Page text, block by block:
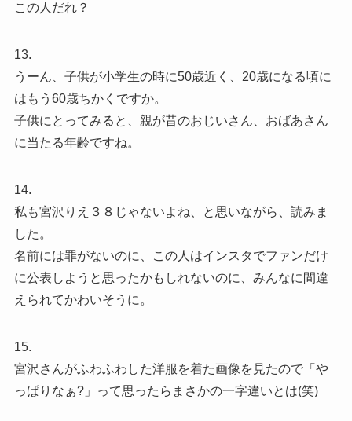
この人だれ？
13.
うーん、子供が小学生の時に50歳近く、20歳になる頃に
はもう60歳ちかくですか。
子供にとってみると、親が昔のおじいさん、おばあさん
に当たる年齢ですね。
14.
私も宮沢りえ３８じゃないよね、と思いながら、読みま
した。
名前には罪がないのに、この人はインスタでファンだけ
に公表しようと思ったかもしれないのに、みんなに間違
えられてかわいそうに。
15.
宮沢さんがふわふわした洋服を着た画像を見たので「や
っぱりなぁ?」って思ったらまさかの一字違いとは(笑)